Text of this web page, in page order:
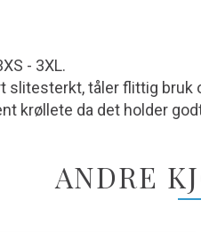
- 3XL.
tåler flittig
krøllete da det holder
ANDRE